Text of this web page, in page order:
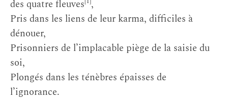
des quatre fleuves ,
Pris dans les liens de leur karma, difficiles à
dénouer,
Prisonniers de l’implacable piège de la saisie du
soi,
Plongés dans les ténèbres épaisses de
l’ignorance.